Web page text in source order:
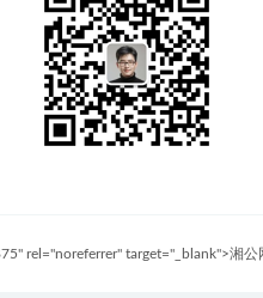
rel="noreferrer" target="_blank">湘